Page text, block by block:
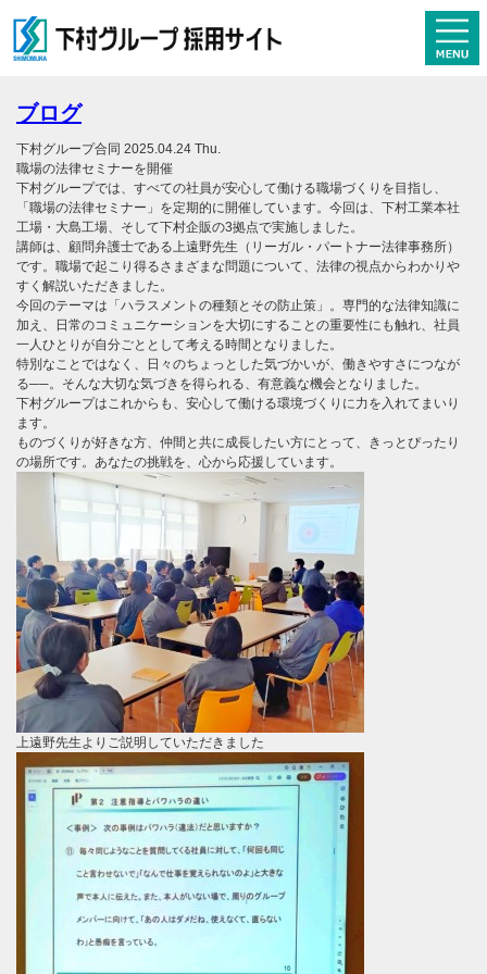
ブログ
下村グループ合同 2025.04.24 Thu.
職場の法律セミナーを開催
下村グループでは、すべての社員が安心して働ける職場づくりを目指し、
「職場の法律セミナー」を定期的に開催しています。今回は、下村工業本社
工場・大島工場、そして下村企販の3拠点で実施しました。
講師は、顧問弁護士である上遠野先生（リーガル・パートナー法律事務所）
です。職場で起こり得るさまざまな問題について、法律の視点からわかりや
すく解説いただきました。
今回のテーマは「ハラスメントの種類とその防止策」。専門的な法律知識に
加え、日常のコミュニケーションを大切にすることの重要性にも触れ、社員
一人ひとりが自分ごととして考える時間となりました。
特別なことではなく、日々のちょっとした気づかいが、働きやすさにつなが
る──。そんな大切な気づきを得られる、有意義な機会となりました。
下村グループはこれからも、安心して働ける環境づくりに力を入れてまいり
ます。
ものづくりが好きな方、仲間と共に成長したい方にとって、きっとぴったり
の場所です。あなたの挑戦を、心から応援しています。
上遠野先生よりご説明していただきました